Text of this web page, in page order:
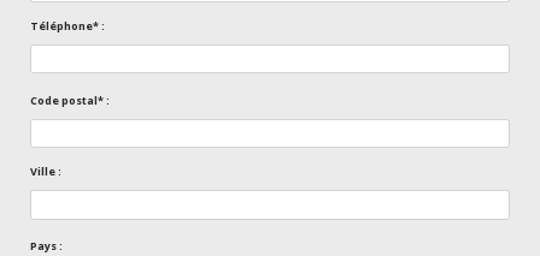
Téléphone* :
Code postal* :
Ville :
Pays :